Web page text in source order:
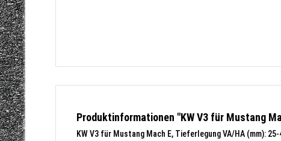
Produktinformationen "KW V3 für Mustang
KW V3 für Mustang Mach E, Tieferlegung VA/HA (mm):